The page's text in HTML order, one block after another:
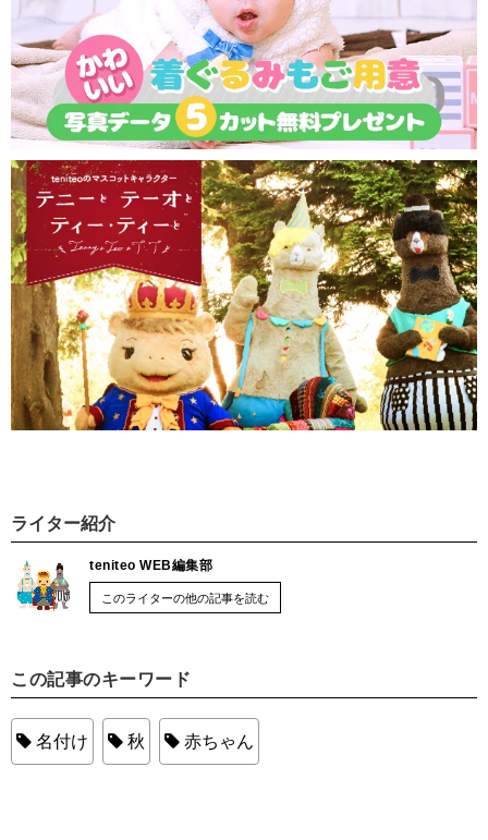
ライター紹介
teniteo WEB編集部
このライターの他の記事を読む
この記事のキーワード
名付け 秋 赤ちゃん